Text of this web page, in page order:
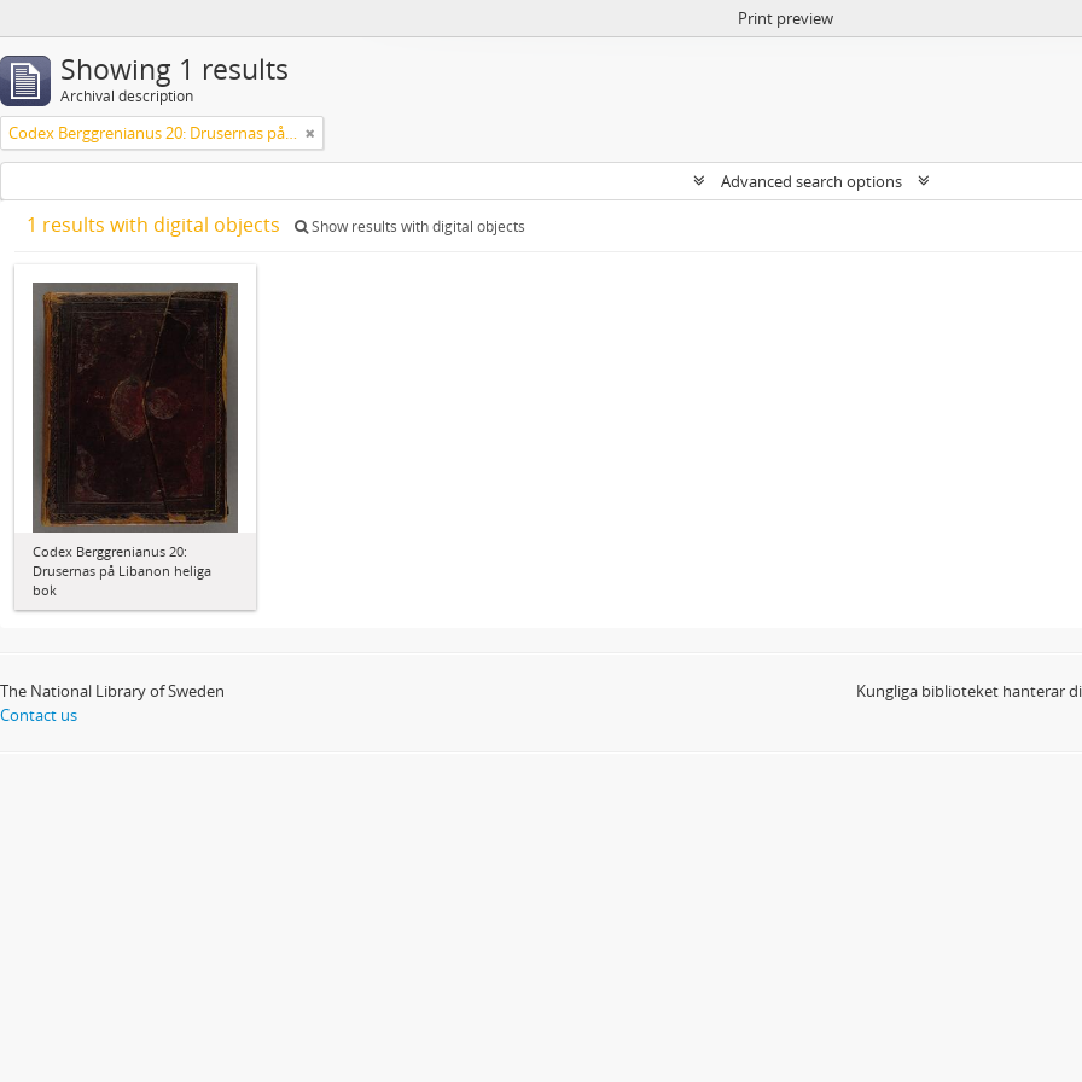
Print preview
Showing 1 results
Archival description
Codex Berggrenianus 20: Drusernas på Libanon heliga bok
Advanced search options
1 results with digital objects Show results with digital objects
Codex Berggrenianus 20:
Drusernas på Libanon heliga
bok
The National Library of Sweden
Contact us
Kungliga biblioteket hanterar